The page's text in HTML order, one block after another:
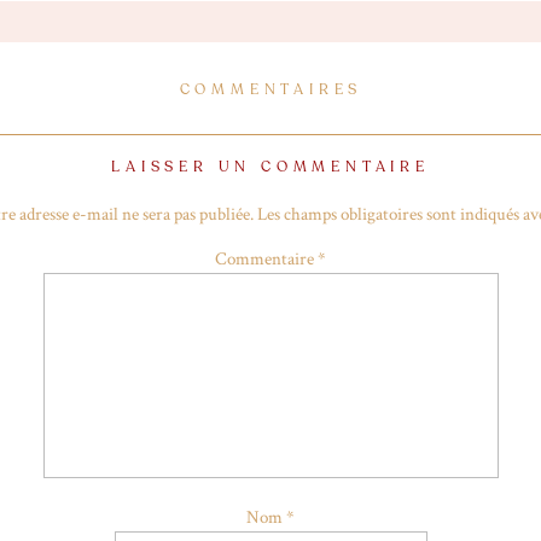
LAISSER UN COMMENTAIRE
adresse e-mail ne sera pas publiée.Les champs obligatoires sont indiqués
Commentaire*
Nom *
COMMENTAIRES